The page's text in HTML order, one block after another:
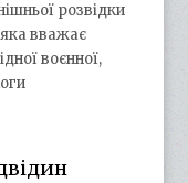
розвідки
вважає
воєнної,